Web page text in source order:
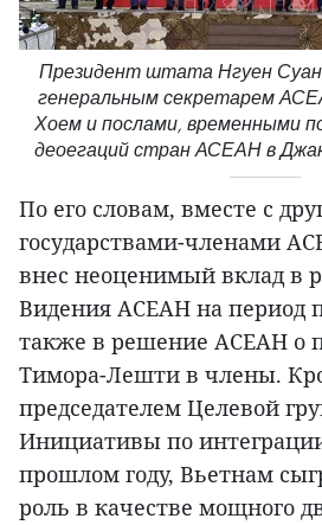
Президент штата Нгуен
генеральным секретарем
Хоем и послами, временными
деоегаций стран АСЕАН в
По его словам, вместе с
государствами-членами
внес неоценимый вклад в
Видения АСЕАН на период
также в решение АСЕАН о
Тимора-Лешти в члены.
председателем Целевой
Инициативы по
прошлом году, Вьетнам
роль в качестве мощного